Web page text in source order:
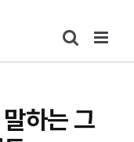
하는 그